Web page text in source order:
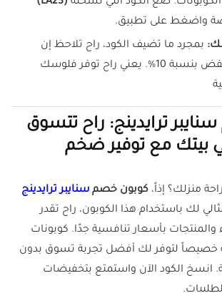
واضغط على تطبيق.
بمجرد ما تضيف الكود، راح تلاحظ إن
إجمالي الطلبية انخفض بنسبة 10%. يعني راح توفر فلوسك
ترايدينج: راح تتسوق
بيتك مع توفير ضخم
منزلك؟ إذاً، كوبون خصم سنايبر ترايدينج
لك باستخدام هذا الكوبون، راح تقدر
والمنتجات بأسعار تنافسية جدًا. كوبونات
لتوفر لك أفضل تجربة تسوق بدون
انسخ الكود الآن واستمتع بتخفيضات